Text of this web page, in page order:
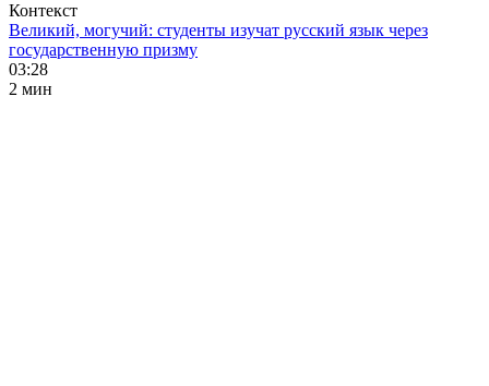
Контекст
Великий, могучий: студенты изучат русский язык через
государственную призму
03:28
2 мин